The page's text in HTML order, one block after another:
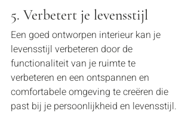
5. Verbetert je levensstijl
Een goed ontworpen interieur kan je
levensstijl verbeteren door de
functionaliteit van je ruimte te
verbeteren en een ontspannen en
comfortabele omgeving te creëren die
past bij je persoonlijkheid en levensstijl.